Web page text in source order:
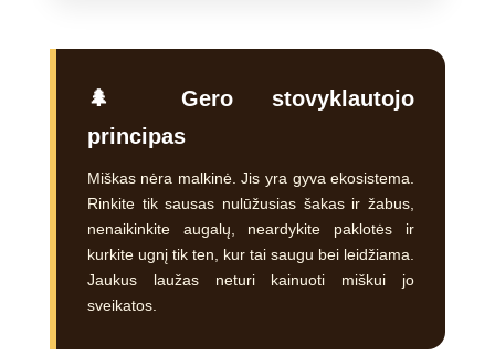
🌲 Gero stovyklautojo
principas
Miškas nėra malkinė. Jis yra gyva ekosistema.
Rinkite tik sausas nulūžusias šakas ir žabus,
nenaikinkite augalų, neardykite paklotės ir
kurkite ugnį tik ten, kur tai saugu bei leidžiama.
Jaukus laužas neturi kainuoti miškui jo
sveikatos.